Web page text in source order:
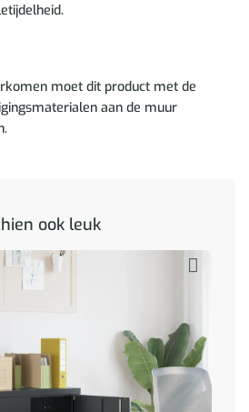
moet dit product met de
aan de muur
ook leuk